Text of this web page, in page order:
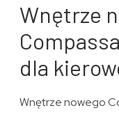
Wnętrze
dla
Wnętrze nowego